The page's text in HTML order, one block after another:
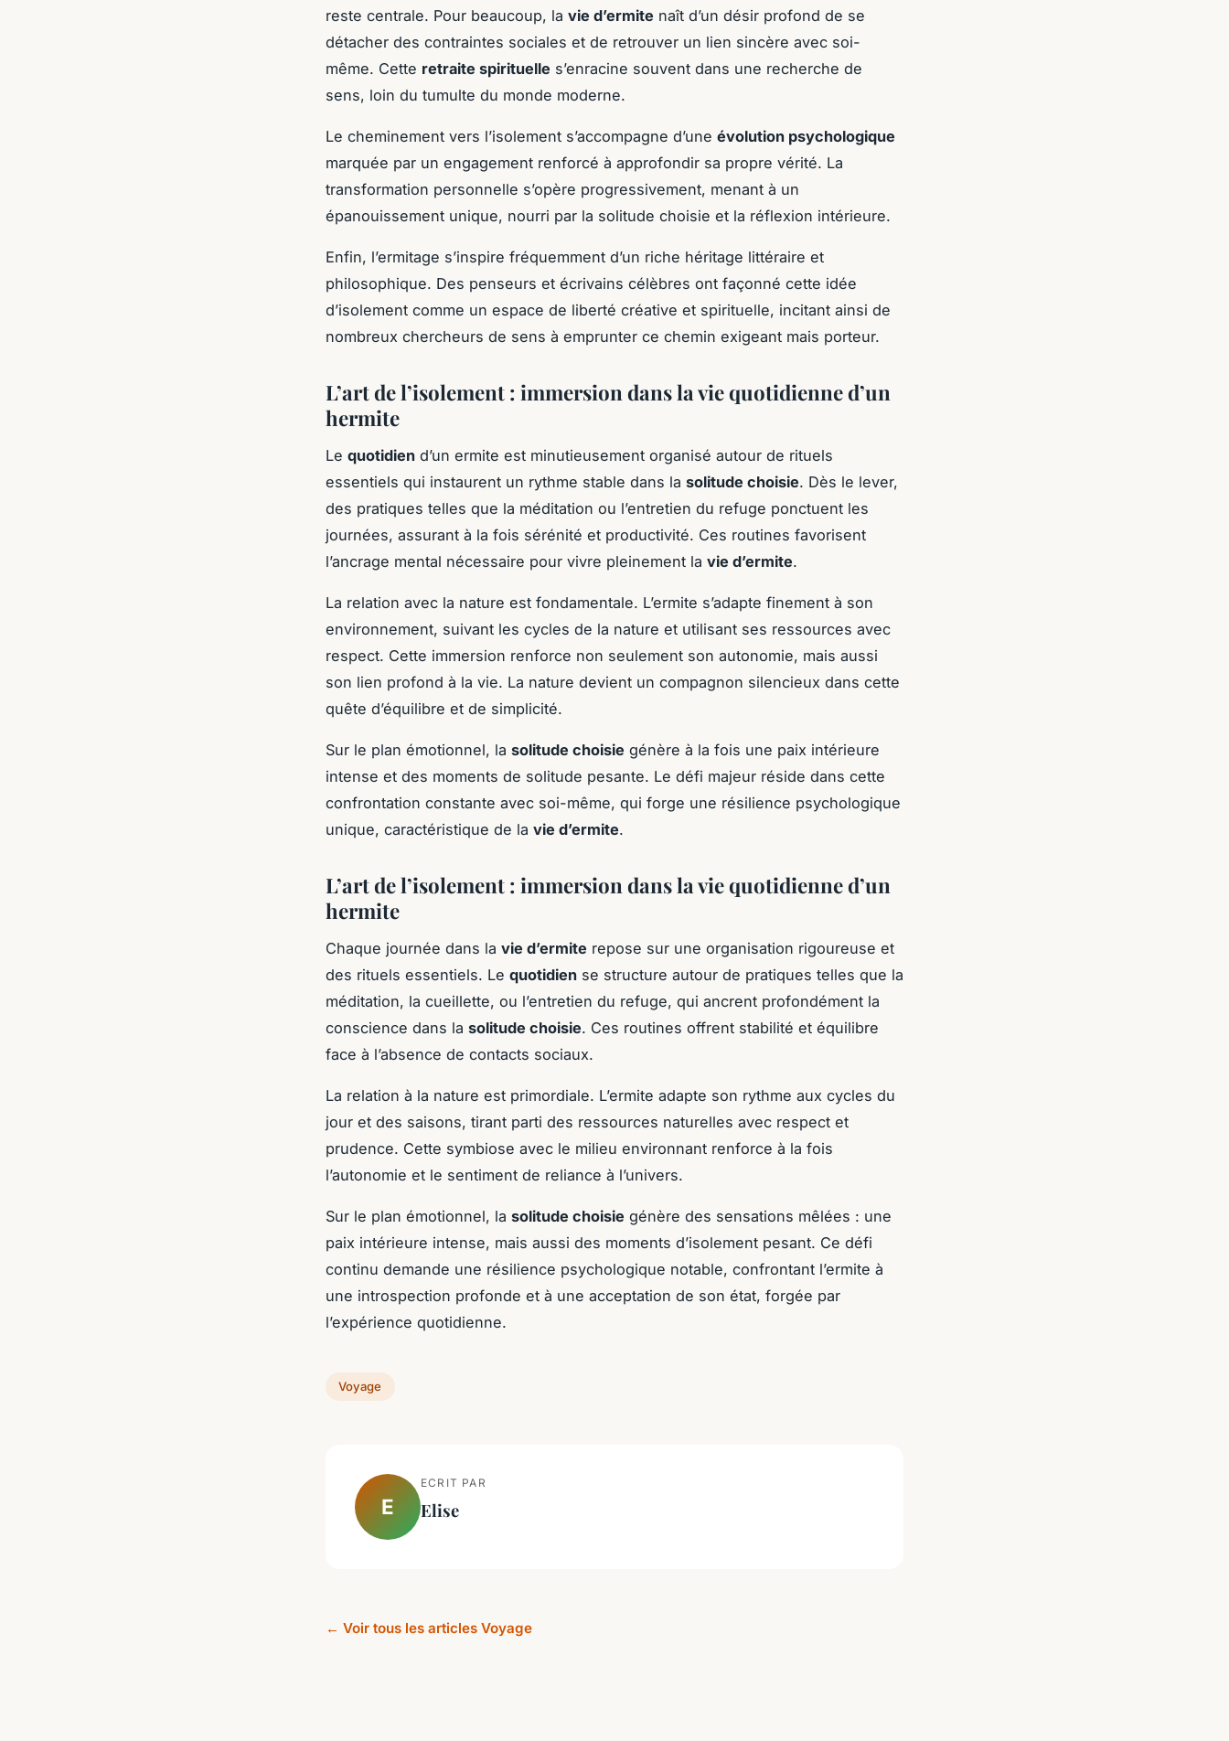
reste centrale. Pour beaucoup, la vie d’ermite naît d’un désir profond de se
détacher des contraintes sociales et de retrouver un lien sincère avec soi-
même. Cette retraite spirituelle s’enracine souvent dans une recherche de
sens, loin du tumulte du monde moderne.
Le cheminement vers l’isolement s’accompagne d’une évolution psychologique
marquée par un engagement renforcé à approfondir sa propre vérité. La
transformation personnelle s’opère progressivement, menant à un
épanouissement unique, nourri par la solitude choisie et la réflexion intérieure.
Enfin, l’ermitage s’inspire fréquemment d’un riche héritage littéraire et
philosophique. Des penseurs et écrivains célèbres ont façonné cette idée
d’isolement comme un espace de liberté créative et spirituelle, incitant ainsi de
nombreux chercheurs de sens à emprunter ce chemin exigeant mais porteur.
L’art de l’isolement : immersion dans la vie quotidienne d’un
hermite
Le quotidien d’un ermite est minutieusement organisé autour de rituels
essentiels qui instaurent un rythme stable dans la solitude choisie. Dès le lever,
des pratiques telles que la méditation ou l’entretien du refuge ponctuent les
journées, assurant à la fois sérénité et productivité. Ces routines favorisent
l’ancrage mental nécessaire pour vivre pleinement la vie d’ermite.
La relation avec la nature est fondamentale. L’ermite s’adapte finement à son
environnement, suivant les cycles de la nature et utilisant ses ressources avec
respect. Cette immersion renforce non seulement son autonomie, mais aussi
son lien profond à la vie. La nature devient un compagnon silencieux dans cette
quête d’équilibre et de simplicité.
Sur le plan émotionnel, la solitude choisie génère à la fois une paix intérieure
intense et des moments de solitude pesante. Le défi majeur réside dans cette
confrontation constante avec soi-même, qui forge une résilience psychologique
unique, caractéristique de la vie d’ermite.
L’art de l’isolement : immersion dans la vie quotidienne d’un
hermite
Chaque journée dans la vie d’ermite repose sur une organisation rigoureuse et
des rituels essentiels. Le quotidien se structure autour de pratiques telles que la
méditation, la cueillette, ou l’entretien du refuge, qui ancrent profondément la
conscience dans la solitude choisie. Ces routines offrent stabilité et équilibre
face à l’absence de contacts sociaux.
La relation à la nature est primordiale. L’ermite adapte son rythme aux cycles du
jour et des saisons, tirant parti des ressources naturelles avec respect et
prudence. Cette symbiose avec le milieu environnant renforce à la fois
l’autonomie et le sentiment de reliance à l’univers.
Sur le plan émotionnel, la solitude choisie génère des sensations mêlées : une
paix intérieure intense, mais aussi des moments d’isolement pesant. Ce défi
continu demande une résilience psychologique notable, confrontant l’ermite à
une introspection profonde et à une acceptation de son état, forgée par
l’expérience quotidienne.
Voyage
E
ECRIT PAR
Elise
← Voir tous les articles Voyage